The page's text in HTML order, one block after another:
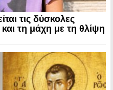
τις δύσκολες
τη μάχη με τη θλίψη